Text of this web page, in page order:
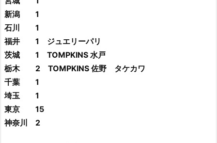
新潟 1
石川 1
福井 1 ジュエリーパリ
茨城 1 TOMPKINS 水戸
栃木 2 TOMPKINS 佐野 タケカワ
千葉 1
埼玉 1
東京 15
神奈川 2